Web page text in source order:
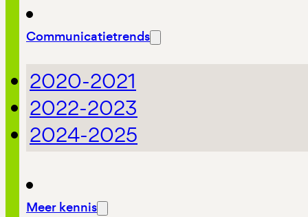
Communicatietrends
2020-2021
2022-2023
2024-2025
Meer kennis